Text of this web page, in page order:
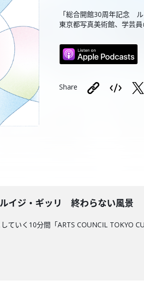
「総合開館30周年記念
東京都写真美術館、学芸
Share
イジ・ギッリ 終わらない風景
ていく10分間「ARTS COUNCIL TOKYO